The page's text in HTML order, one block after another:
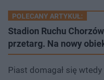
POLECANY ARTYKUŁ:
Stadion Ruchu
przetarg. Na nowy
Piast domagał się